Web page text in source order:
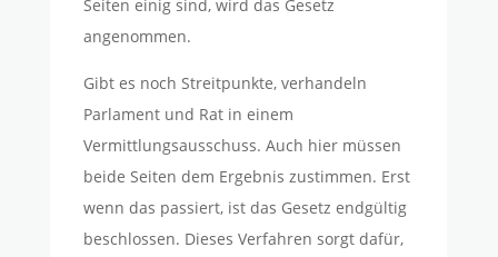
Seiten einig sind, wird das Gesetz
angenommen.
Gibt es noch Streitpunkte, verhandeln
Parlament und Rat in einem
Vermittlungsausschuss. Auch hier müssen
beide Seiten dem Ergebnis zustimmen. Erst
wenn das passiert, ist das Gesetz endgültig
beschlossen. Dieses Verfahren sorgt dafür,